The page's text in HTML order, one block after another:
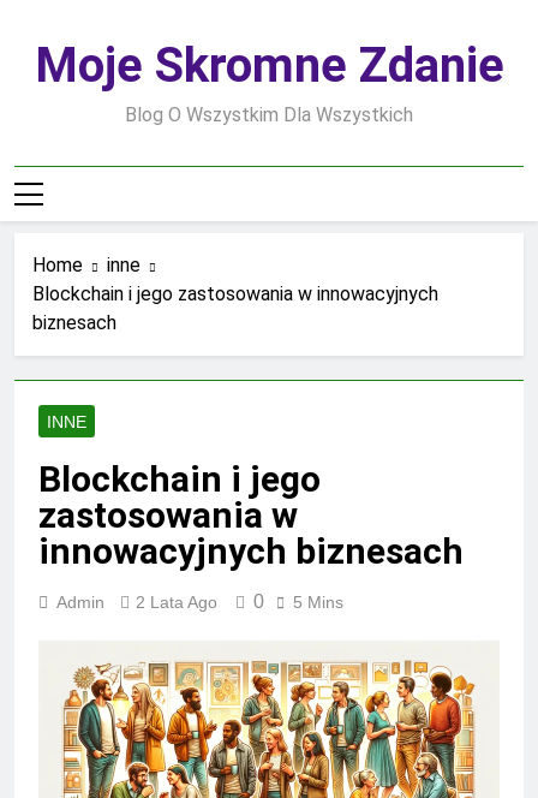
contentMoje Skromne Zdanie
Blog O Wszystkim Dla Wszystkich
Home
inne
Blockchain i jego zastosowania w innowacyjnych
biznesach
INNE
Blockchain i jego
zastosowania w
innowacyjnych biznesach
Admin 2 Lata Ago 0 5 Mins